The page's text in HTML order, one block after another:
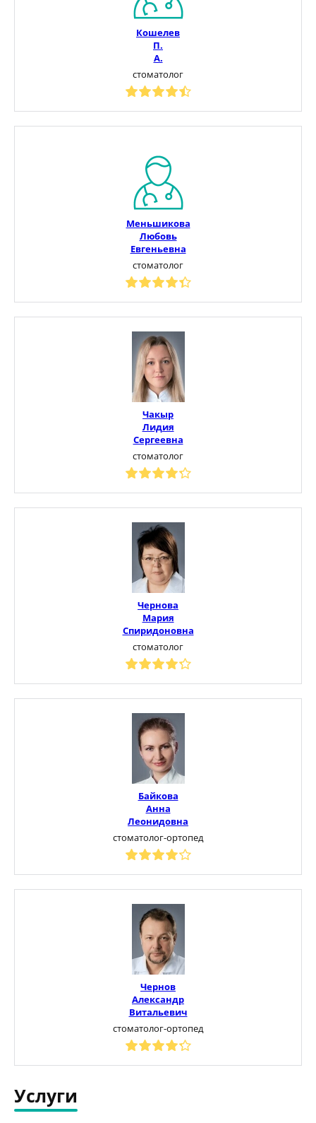
Кошелев
П.
А.
стоматолог
Меньшикова
Любовь
Евгеньевна
стоматолог
Чакыр
Лидия
Сергеевна
стоматолог
Чернова
Мария
Спиридоновна
стоматолог
Байкова
Анна
Леонидовна
стоматолог-ортопед
Чернов
Александр
Витальевич
стоматолог-ортопед
Услуги